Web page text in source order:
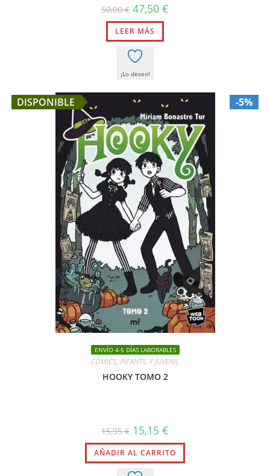
50,00€ El
precio
original
era:
50,00 €.
47,50 €
LEER MÁS
¡Lo deseo!
DISPONIBLE -5%
ENVÍO 4-5 DÍAS LABORABLES
CÓMICS, INFANTIL Y JUVENIL
HOOKY TOMO 2
15,95€ El
precio
original
era:
15,95 €.
15,15 €
actual
es:
15,15 €.
AÑADIR AL CARRITO